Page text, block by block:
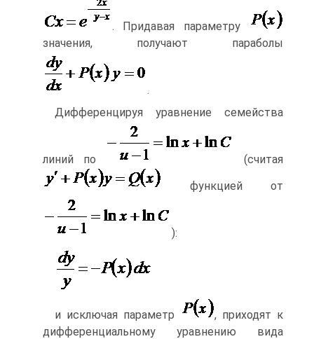
. Придавая параметру
значения, получают параболы
.
Дифференцируя уравнение семейства
линий по
(считая
функцией от
):
и исключая параметр
, приходят к
дифференциальному уравнению вида